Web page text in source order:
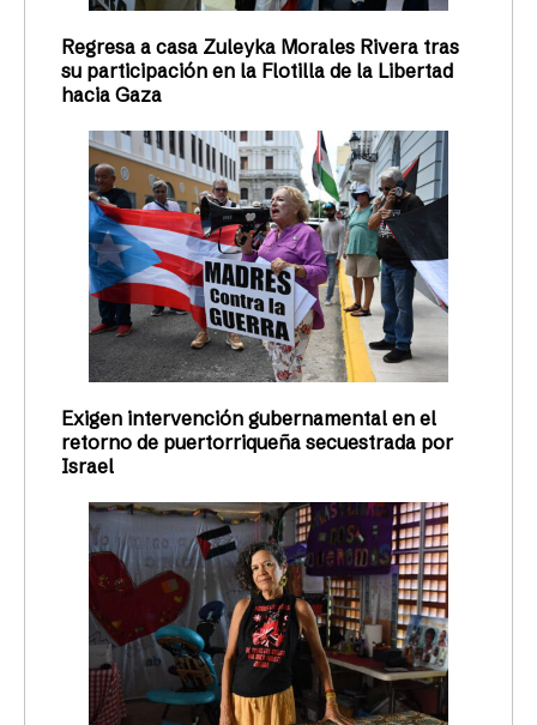
Regresa a casa Zuleyka Morales Rivera tras
su participación en la Flotilla de la Libertad
hacia Gaza
Exigen intervención gubernamental en el
retorno de puertorriqueña secuestrada por
Israel